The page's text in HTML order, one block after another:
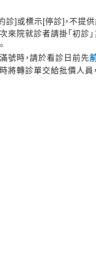
]或標示[停診]，不提供
院就診者請掛「初診
號時，請於看診日前先
將轉診單交給批價人